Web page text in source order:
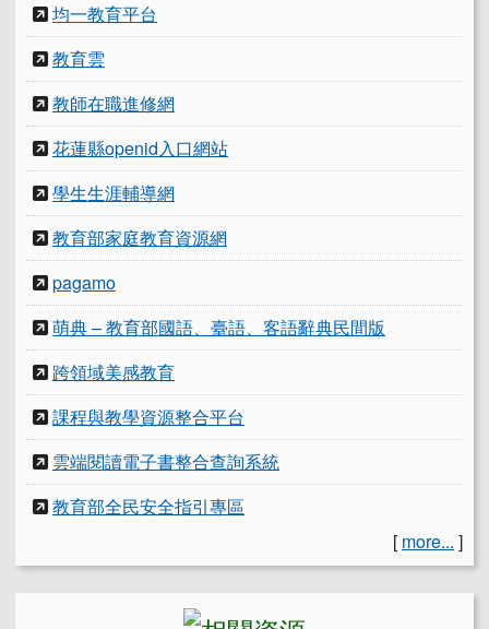
均一教育平台
教育雲
教師在職進修網
花蓮縣openid入口網站
學生生涯輔導網
教育部家庭教育資源網
pagamo
萌典 – 教育部國語、臺語、客語辭典民間版
跨領域美感教育
課程與教學資源整合平台
雲端閱讀電子書整合查詢系統
教育部全民安全指引專區
[ more... ]